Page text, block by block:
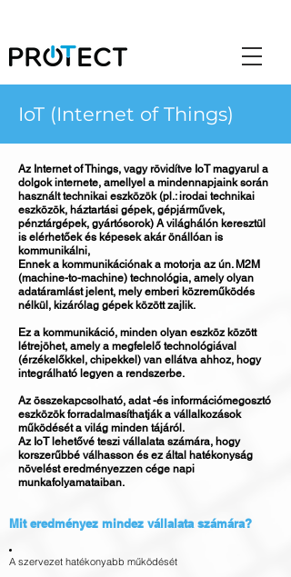
IoT (Internet of Things)
Az Internet of Things, vagy rövidítve IoT magyarul a
dolgok internete, amellyel a mindennapjaink során
használt technikai eszközök (pl.: irodai technikai
eszközök, háztartási gépek, gépjárművek,
pénztárgépek, gyártósorok) A világhálón keresztül
is elérhetőek és képesek akár önállóan is
kommunikálni,
Ennek a kommunikációnak a motorja az ún. M2M
(machine-to-machine) technológia, amely olyan
adatáramlást jelent, mely emberi közreműködés
nélkül, kizárólag gépek között zajlik.
Ez a kommunikáció, minden olyan eszköz között
létrejöhet, amely a megfelelő technológiával
(érzékelőkkel, chipekkel) van ellátva ahhoz, hogy
integrálható legyen a rendszerbe.
Az összekapcsolható, adat -és információmegosztó
eszközök forradalmasíthatják a vállalkozások
működését a világ minden tájáról.
Az IoT lehetővé teszi vállalata számára, hogy
korszerűbbé válhasson és ez által hatékonyság
növelést eredményezzen cége napi
munkafolyamataiban.
Mit eredményez mindez vállalata számára?
A szervezet hatékonyabb működését